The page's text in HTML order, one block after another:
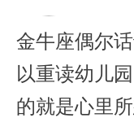
金牛座偶尔
以重读幼儿
的就是心里